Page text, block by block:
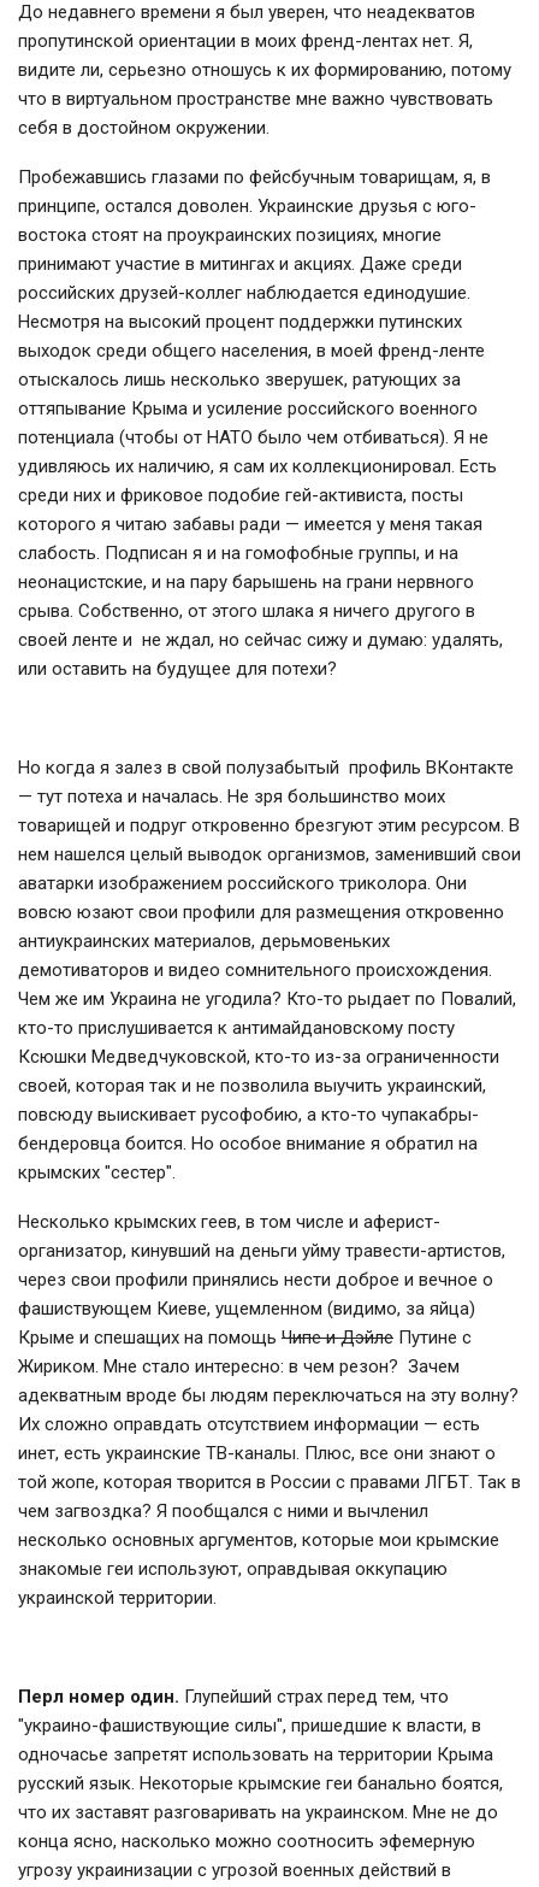
До недавнего времени я был уверен, что неадекватов
пропутинской ориентации в моих френд-лентах нет. Я,
видите ли, серьезно отношусь к их формированию, потому
что в виртуальном пространстве мне важно чувствовать
себя в достойном окружении.
Пробежавшись глазами по фейсбучным товарищам, я, в
принципе, остался доволен. Украинские друзья с юго-
востока стоят на проукраинских позициях, многие
принимают участие в митингах и акциях. Даже среди
российских друзей-коллег наблюдается единодушие.
Несмотря на высокий процент поддержки путинских
выходок среди общего населения, в моей френд-ленте
отыскалось лишь несколько зверушек, ратующих за
оттяпывание Крыма и усиление российского военного
потенциала (чтобы от НАТО было чем отбиваться). Я не
удивляюсь их наличию, я сам их коллекционировал. Есть
среди них и фриковое подобие гей-активиста, посты
которого я читаю забавы ради — имеется у меня такая
слабость. Подписан я и на гомофобные группы, и на
неонацистские, и на пару барышень на грани нервного
срыва. Собственно, от этого шлака я ничего другого в
своей ленте и не ждал, но сейчас сижу и думаю: удалять,
или оставить на будущее для потехи?
Но когда я залез в свой полузабытый профиль ВКонтакте
— тут потеха и началась. Не зря большинство моих
товарищей и подруг откровенно брезгуют этим ресурсом. В
нем нашелся целый выводок организмов, заменивший свои
аватарки изображением российского триколора. Они
вовсю юзают свои профили для размещения откровенно
антиукраинских материалов, дерьмовеньких
демотиваторов и видео сомнительного происхождения.
Чем же им Украина не угодила? Кто-то рыдает по Повалий,
кто-то прислушивается к антимайдановскому посту
Ксюшки Медведчуковской, кто-то из-за ограниченности
своей, которая так и не позволила выучить украинский,
повсюду выискивает русофобию, а кто-то чупакабры-
бендеровца боится. Но особое внимание я обратил на
крымских "сестер".
Несколько крымских геев, в том числе и аферист-
организатор, кинувший на деньги уйму травести-артистов,
через свои профили принялись нести доброе и вечное о
фашиствующем Киеве, ущемленном (видимо, за яйца)
Крыме и спешащих на помощь Чипе и Дэйле Путине с
Жириком. Мне стало интересно: в чем резон? Зачем
адекватным вроде бы людям переключаться на эту волну?
Их сложно оправдать отсутствием информации — есть
инет, есть украинские ТВ-каналы. Плюс, все они знают о
той жопе, которая творится в России с правами ЛГБТ. Так в
чем загвоздка? Я пообщался с ними и вычленил
несколько основных аргументов, которые мои крымские
знакомые геи используют, оправдывая оккупацию
украинской территории.
Перл номер один. Глупейший страх перед тем, что
"украино-фашиствующие силы", пришедшие к власти, в
одночасье запретят использовать на территории Крыма
русский язык. Некоторые крымские геи банально боятся,
что их заставят разговаривать на украинском. Мне не до
конца ясно, насколько можно соотносить эфемерную
угрозу украинизации с угрозой военных действий в